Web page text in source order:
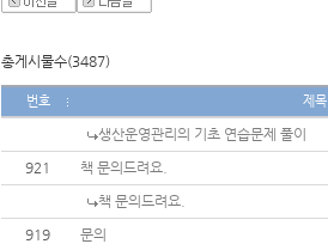
총게시물수(3487)
번호 제목
생산운영관리의 기초 연습문제 풀이
921
책 문의드려요.
책 문의드려요.
919
문의